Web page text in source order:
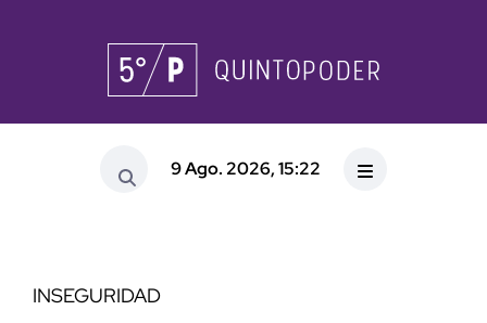
9 Ago. 2026, 15:22
INSEGURIDAD